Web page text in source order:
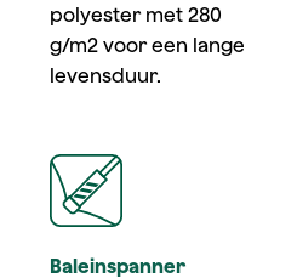
polyester met 280
g/m2 voor een lange
levensduur.
Baleinspanner